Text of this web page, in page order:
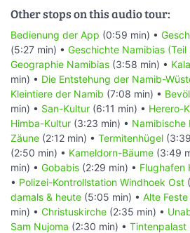
Other stops on this audio tour:
Bedienung der App (0:59 min) •
(5:27 min) • Geschichte Namibias (Teil
Geographie Namibias (3:58 min) •
min) • Die Entstehung der Namib-
Kleintiere der Namib (7:08 min) •
min) • San-Kultur (6:11 min) • Herero-
Himba-Kultur (3:23 min) • Namibische
Zäune (2:12 min) • Termitenhügel
(2:50 min) • Kameldorn-Bäume (3:49
min) • Gobabis (2:29 min) • Flughafen
• Polizei-Kontrollstation Windhoek Ost
damals & heute (5:05 min) • Alte
min) • Christuskirche (2:35 min) •
Sam Nujoma (2:30 min) • Tintenpalast